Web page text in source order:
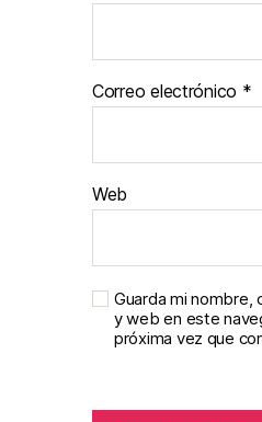
Correo electrónico *
Web
Guarda mi nombre,
y web en este
próxima vez que